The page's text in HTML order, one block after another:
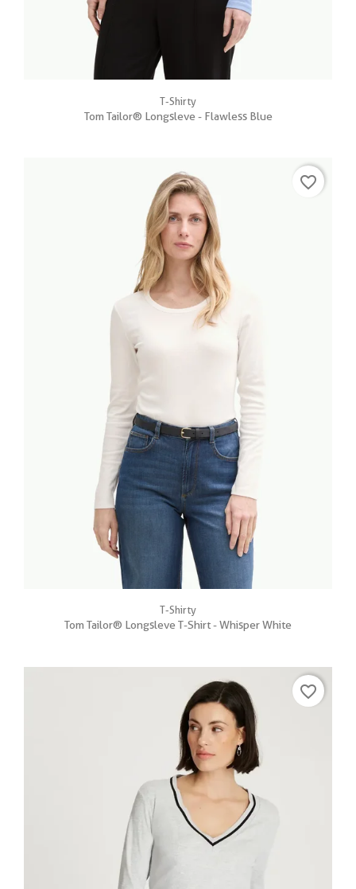
T-Shirty
Tom Tailor® Longsleve - Flawless Blue
T-Shirty
Tom Tailor® Longsleve T-Shirt - Whisper White
favorite_border
favorite_border